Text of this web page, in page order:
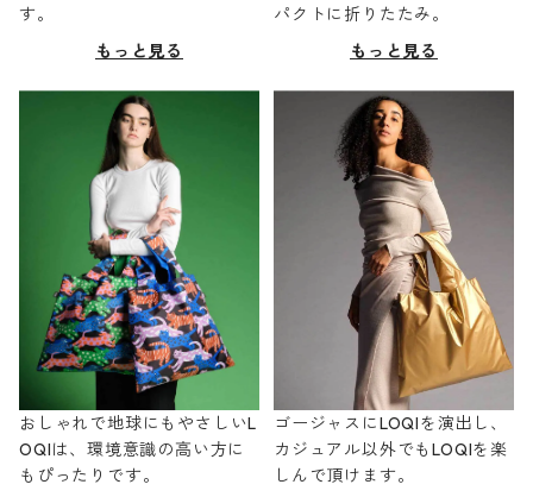
す。
もっと見る
パクトに折りたたみ。
もっと見る
おしゃれで地球にもやさしいL
OQIは、環境意識の高い方に
もぴったりです。
ゴージャスにLOQIを演出し、
カジュアル以外でもLOQIを楽
しんで頂けます。